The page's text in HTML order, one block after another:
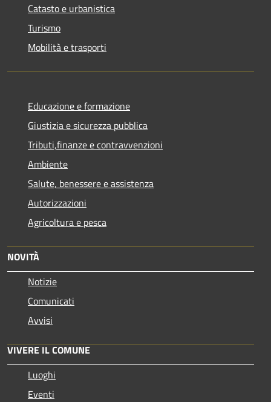
Catasto e urbanistica
Turismo
Mobilità e trasporti
Educazione e formazione
Giustizia e sicurezza pubblica
Tributi,finanze e contravvenzioni
Ambiente
Salute, benessere e assistenza
Autorizzazioni
Agricoltura e pesca
NOVITÀ
Notizie
Comunicati
Avvisi
VIVERE IL COMUNE
Luoghi
Eventi